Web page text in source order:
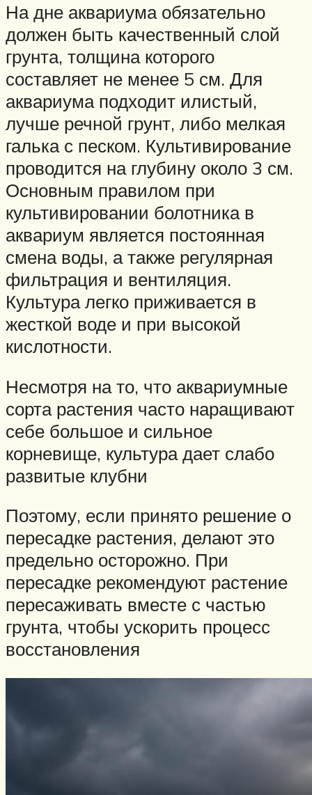
На дне аквариума обязательно
должен быть качественный слой
грунта, толщина которого
составляет не менее 5 см. Для
аквариума подходит илистый,
лучше речной грунт, либо мелкая
галька с песком. Культивирование
проводится на глубину около 3 см.
Основным правилом при
культивировании болотника в
аквариум является постоянная
смена воды, а также регулярная
фильтрация и вентиляция.
Культура легко приживается в
жесткой воде и при высокой
кислотности.
Несмотря на то, что аквариумные
сорта растения часто наращивают
себе большое и сильное
корневище, культура дает слабо
развитые клубни
Поэтому, если принято решение о
пересадке растения, делают это
предельно осторожно. При
пересадке рекомендуют растение
пересаживать вместе с частью
грунта, чтобы ускорить процесс
восстановления